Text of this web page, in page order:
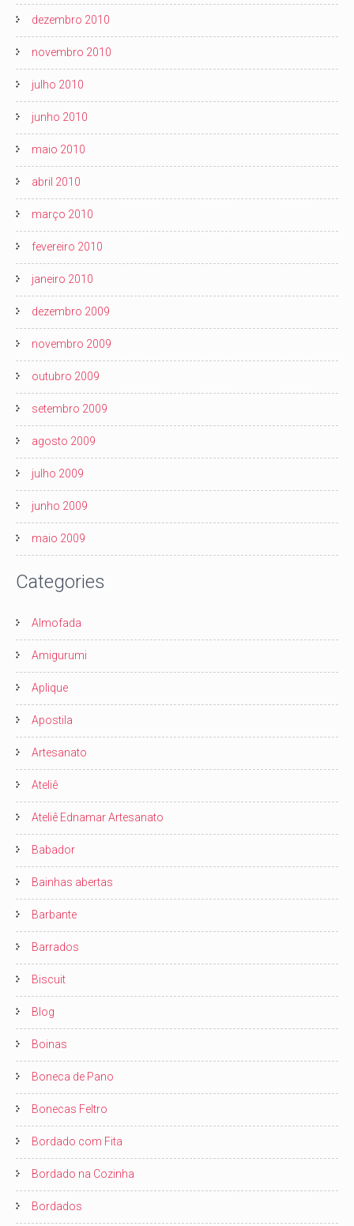
dezembro 2010
novembro 2010
julho 2010
junho 2010
maio 2010
abril 2010
março 2010
fevereiro 2010
janeiro 2010
dezembro 2009
novembro 2009
outubro 2009
setembro 2009
agosto 2009
julho 2009
junho 2009
maio 2009
Categories
Almofada
Amigurumi
Aplique
Apostila
Artesanato
Ateliê
Ateliê Ednamar Artesanato
Babador
Bainhas abertas
Barbante
Barrados
Biscuit
Blog
Boinas
Boneca de Pano
Bonecas Feltro
Bordado com Fita
Bordado na Cozinha
Bordados